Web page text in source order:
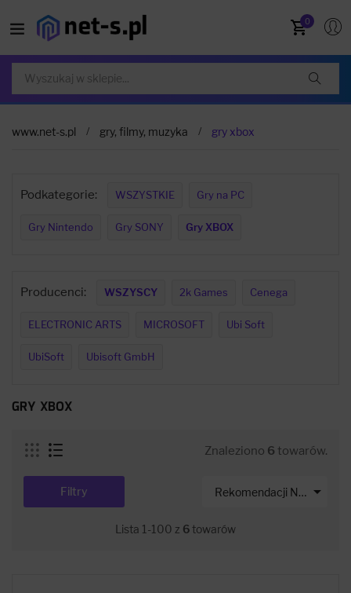
0
www.net-s.pl gry, filmy, muzyka gry xbox
Podkategorie: WSZYSTKIE Gry na PC
Gry Nintendo Gry SONY Gry XBOX
Producenci: WSZYSCY 2k Games Cenega
ELECTRONIC ARTS MICROSOFT Ubi Soft
UbiSoft Ubisoft GmbH
GRY XBOX
Znaleziono 6 towarów.
Rekomendacji Net-s 
Filtry
Lista 1-100 z 6towarów